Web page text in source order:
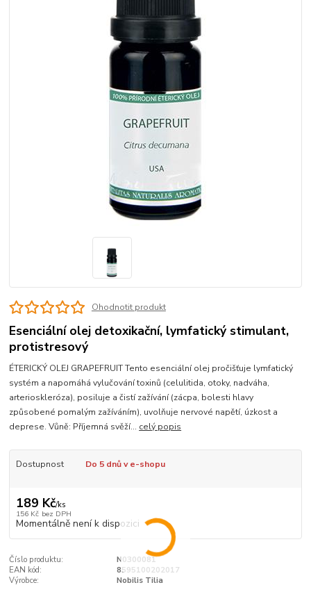
Ohodnotit produkt
Esenciální olej detoxikační, lymfatický stimulant,
protistresový
ÉTERICKÝ OLEJ GRAPEFRUIT Tento esenciální olej pročišťuje lymfatický
systém a napomáhá vylučování toxinů (celulitida, otoky, nadváha,
arterioskleróza), posiluje a čistí zažívání (zácpa, bolesti hlavy
způsobené pomalým zažíváním), uvolňuje nervové napětí, úzkost a
deprese. Vůně: Příjemná svěží... celý popis
Dostupnost Do 5 dnů v e-shopu
189 Kč/ks
156 Kč bez DPH
Momentálně není k dispozici
Číslo produktu:
N0300081
EAN kód:
8595100202017
Výrobce:
Nobilis Tilia